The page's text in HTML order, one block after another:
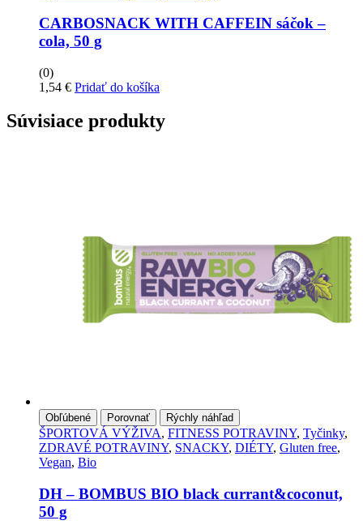
CARBOSNACK WITH CAFFEIN sáčok –
cola, 50 g
(0)
1,54 € Pridať do košíka
Súvisiace produkty
Obľúbené Porovnať Rýchly náhľad
ŠPORTOVÁ VÝŽIVA, FITNESS POTRAVINY, Tyčinky,
ZDRAVÉ POTRAVINY, SNACKY, DIÉTY, Gluten free,
Vegan, Bio
DH – BOMBUS BIO black currant&coconut,
50 g